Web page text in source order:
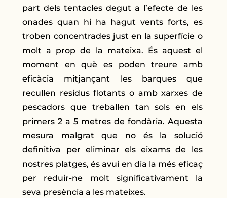
part dels tentacles degut a l’efecte de les
onades quan hi ha hagut vents forts, es
troben concentrades just en la superfície o
molt a prop de la mateixa. És aquest el
moment en què es poden treure amb
eficàcia mitjançant les barques que
recullen residus flotants o amb xarxes de
pescadors que treballen tan sols en els
primers 2 a 5 metres de fondària. Aquesta
mesura malgrat que no és la solució
definitiva per eliminar els eixams de les
nostres platges, és avui en dia la més eficaç
per reduir-ne molt significativament la
seva presència a les mateixes.